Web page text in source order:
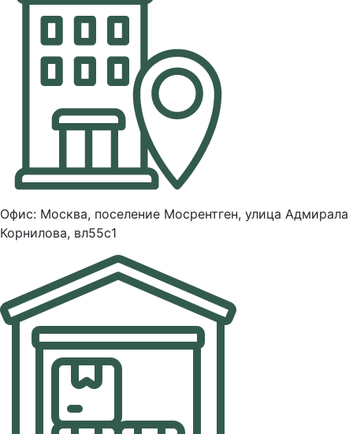
Офис: Москва, поселение Мосрентген, улица Адмирала
Корнилова, вл55с1